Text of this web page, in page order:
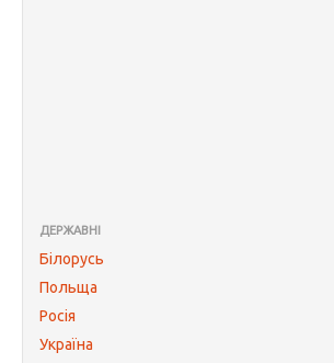
ДЕРЖАВНІ
Білорусь
Польща
Росія
Україна